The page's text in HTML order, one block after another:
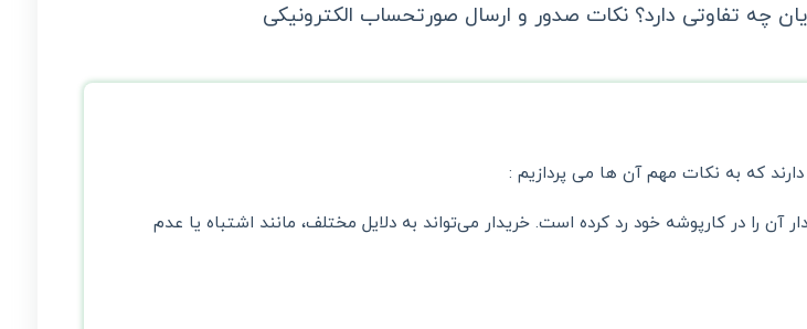
چه تفاوتی دارد؟ نکات صدور و ارسال صورتحساب الکترونیکی
که به نکات مهم آن ها می پردازیم :
را در کارپوشه خود رد کرده است. خریدار می‌تواند به دلایل مختلف، مانند اشتباه یا عدم